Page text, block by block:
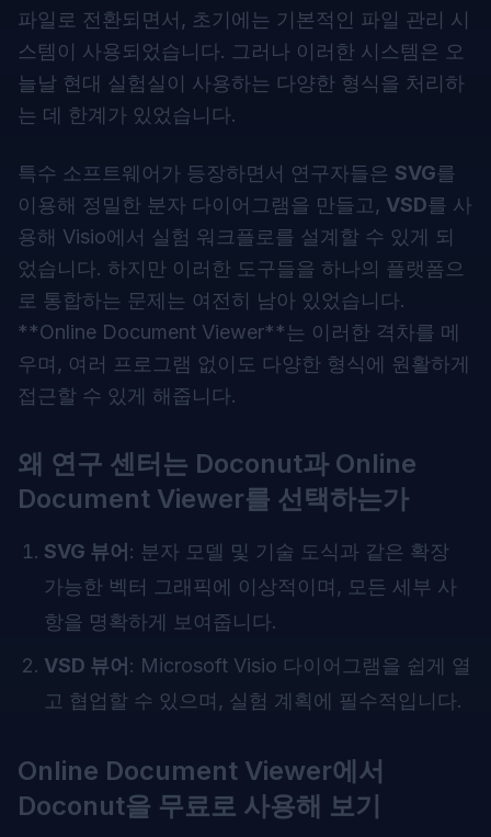
파일로 전환되면서, 초기에는 기본적인 파일 관리 시
스템이 사용되었습니다. 그러나 이러한 시스템은 오
늘날 현대 실험실이 사용하는 다양한 형식을 처리하
는 데 한계가 있었습니다.
특수 소프트웨어가 등장하면서 연구자들은 SVG를
이용해 정밀한 분자 다이어그램을 만들고, VSD를 사
용해 Visio에서 실험 워크플로를 설계할 수 있게 되
었습니다. 하지만 이러한 도구들을 하나의 플랫폼으
로 통합하는 문제는 여전히 남아 있었습니다.
**Online Document Viewer**는 이러한 격차를 메
우며, 여러 프로그램 없이도 다양한 형식에 원활하게
접근할 수 있게 해줍니다.
왜 연구 센터는 Doconut과 Online
Document Viewer를 선택하는가
SVG 뷰어 : 분자 모델 및 기술 도식과 같은 확장
가능한 벡터 그래픽에 이상적이며, 모든 세부 사
항을 명확하게 보여줍니다.
VSD 뷰어 : Microsoft Visio 다이어그램을 쉽게 열
고 협업할 수 있으며, 실험 계획에 필수적입니다.
Online Document Viewer에서
Doconut을 무료로 사용해 보기